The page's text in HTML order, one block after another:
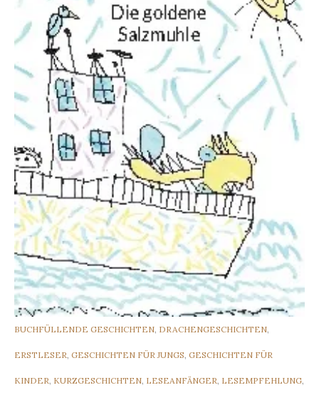
CATEGORIES
BUCHFÜLLENDE GESCHICHTEN, DRACHENGESCHICHTEN,
ERSTLESER, GESCHICHTEN FÜR JUNGS, GESCHICHTEN FÜR
KINDER, KURZGESCHICHTEN, LESEANFÄNGER, LESEMPFEHLUNG,